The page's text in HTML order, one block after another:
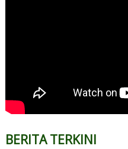
BERITA TERKINI